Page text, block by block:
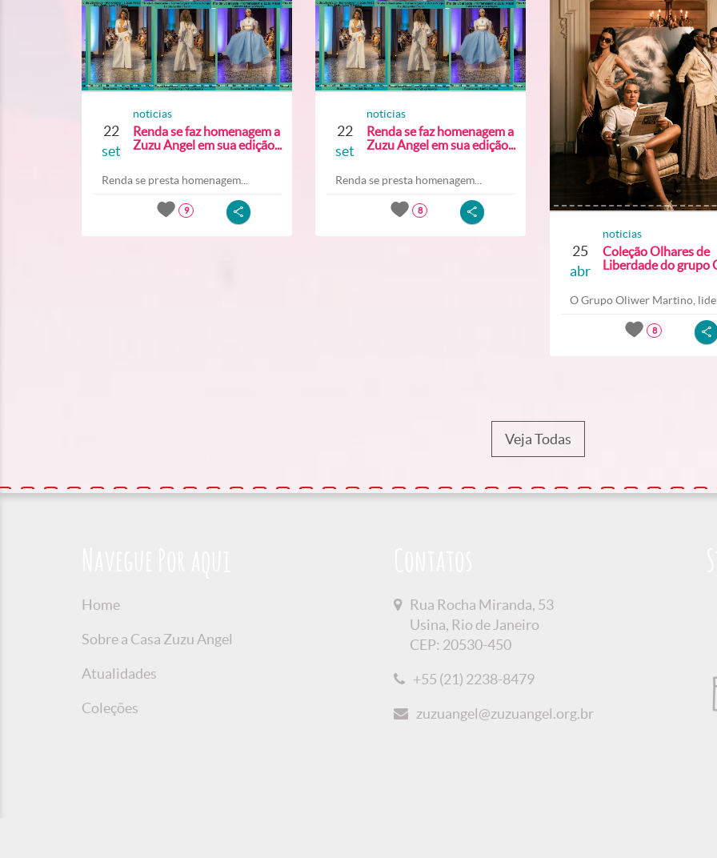
22
set
noticias
Renda se faz homenagem a
Zuzu Angel em sua edição...
Renda se presta homenagem...
9
22
set
noticias
Renda se faz homenagem a
Zuzu Angel em sua edição...
Renda se presta homenagem...
8
25
abr
noticias
Coleção Olhares de
Liberdade do grupo
O Grupo Oliwer Martino,
8
Veja Todas
Home
Sobre a Casa Zuzu Angel
Atualidades
Coleções
Rua Rocha Miranda, 53
Usina, Rio de Janeiro
CEP: 20530-450
+55 (21) 2238-8479
zuzuangel@zuzuangel.org.br